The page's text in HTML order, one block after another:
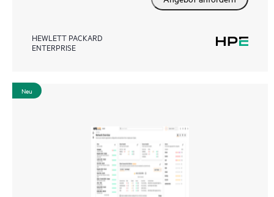
HEWLETT PACKARD
ENTERPRISE
Neu